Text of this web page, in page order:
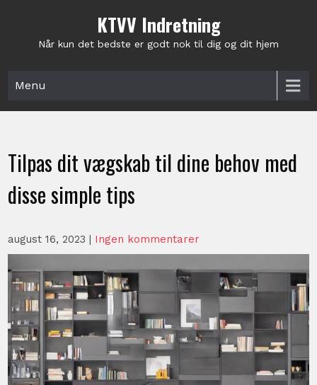
KTVV Indretning
Når kun det bedste er godt nok til dig og dit hjem
Menu
Tilpas dit vægskab til dine behov med
disse simple tips
august 16, 2023 | Ingen kommentarer